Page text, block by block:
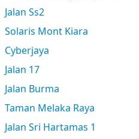
Jalan Ss2
Solaris Mont Kiara
Cyberjaya
Jalan 17
Jalan Burma
Taman Melaka Raya
Jalan Sri Hartamas 1